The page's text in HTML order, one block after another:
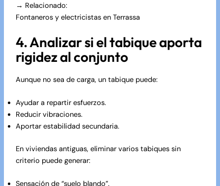
→ Relacionado:
Fontaneros y electricistas en Terrassa
4. Analizar si el tabique aporta
rigidez al conjunto
Aunque no sea de carga, un tabique puede:
Ayudar a repartir esfuerzos.
Reducir vibraciones.
Aportar estabilidad secundaria.
En viviendas antiguas, eliminar varios tabiques sin
criterio puede generar:
Sensación de “suelo blando”.